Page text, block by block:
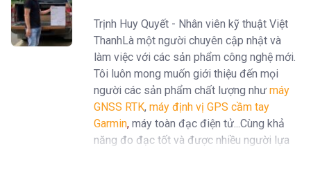
Trịnh Huy Quyết - Nhân viên kỹ thuật Việt
ThanhLà một người chuyên cập nhật và
làm việc với các sản phẩm công nghệ mới.
Tôi luôn mong muốn giới thiệu đến mọi
người các sản phẩm chất lượng như máy
GNSS RTK, máy định vị GPS cầm tay
Garmin, máy toàn đạc điện tử...Cùng khả
năng đo đạc tốt và được nhiều người lựa